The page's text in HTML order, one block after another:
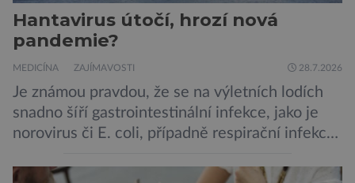
Hantavirus útočí, hrozí nová
pandemie?
MEDICÍNA ZAJÍMAVOSTI 28.7.2026
Je známou pravdou, že se na výletních lodích
snadno šíří gastrointestinální infekce, jako je
norovirus či E. coli, případně respirační infekce,
Ovšem slyšet o prvním ohnisku hantaviru na